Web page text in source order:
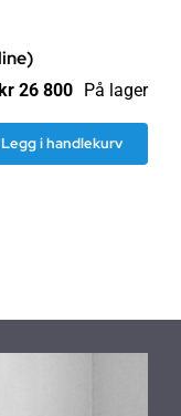
26 800 På lager
Legg i handlekurv